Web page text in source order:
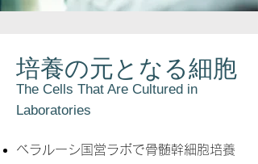
培養の元となる細胞
The Cells That Are Cultured in
Laboratories
ベラルーシ国営ラボで骨髄幹細胞培養